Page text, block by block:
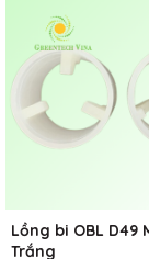
Lồng bi OBL D49
Trắng